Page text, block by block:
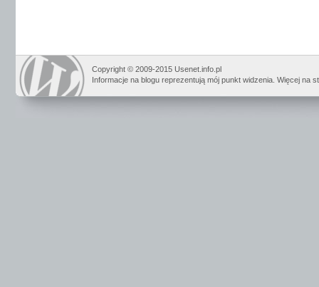
Copyright © 2009-2015 Usenet.info.pl
Informacje na blogu reprezentują mój punkt widzenia. Więcej na